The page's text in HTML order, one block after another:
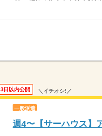
3日以内公開 ＼イチオシ!／
一般派遣
週4〜【サーハウス